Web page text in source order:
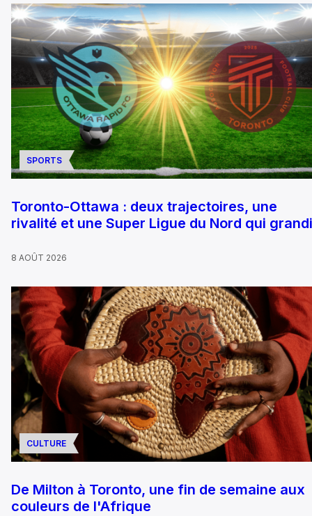
SPORTS
Toronto-Ottawa : deux trajectoires, une
rivalité et une Super Ligue du Nord qui
8 AOÛT 2026
CULTURE
De Milton à Toronto, une fin de semaine aux
couleurs de l'Afrique